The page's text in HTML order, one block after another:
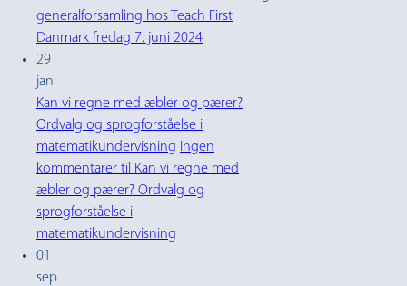
generalforsamling hos Teach First
Danmark fredag 7. juni 2024
29
jan
Kan vi regne med æbler og pærer?
Ordvalg og sprogforståelse i
matematikundervisning Ingen
kommentarer til Kan vi regne med
æbler og pærer? Ordvalg og
sprogforståelse i
matematikundervisning
01
sep